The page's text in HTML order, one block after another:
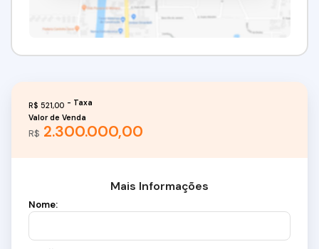
R$ 2.300.000,00
Valor de Venda
R$ 521,00
Mais Informações
Nome: